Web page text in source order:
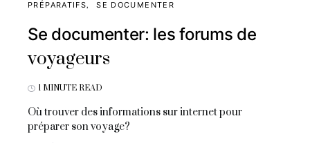
PRÉPARATIFS SE DOCUMENTER
Se documenter: les forums de
voyageurs
1 MINUTE READ
Où trouver des informations sur internet pour
préparer son voyage?